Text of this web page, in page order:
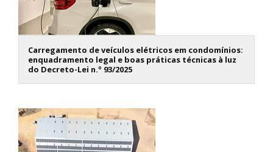
Carregamento de veículos elétricos em condomínios:
enquadramento legal e boas práticas técnicas à luz
do Decreto-Lei n.º 93/2025